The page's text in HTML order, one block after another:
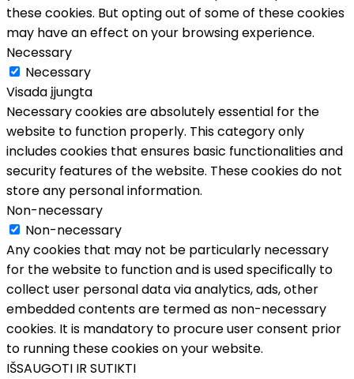
these cookies. But opting out of some of these cookies
may have an effect on your browsing experience.
Necessary
Necessary
Visada įjungta
Necessary cookies are absolutely essential for the
website to function properly. This category only
includes cookies that ensures basic functionalities and
security features of the website. These cookies do not
store any personal information.
Non-necessary
Non-necessary
Any cookies that may not be particularly necessary
for the website to function and is used specifically to
collect user personal data via analytics, ads, other
embedded contents are termed as non-necessary
cookies. It is mandatory to procure user consent prior
to running these cookies on your website.
IŠSAUGOTI IR SUTIKTI